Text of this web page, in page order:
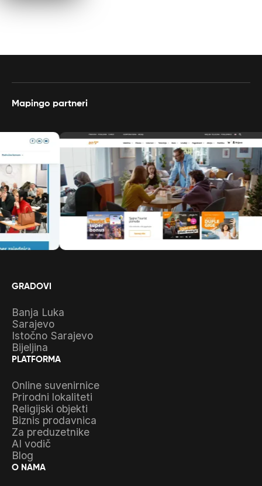
Mapingo partneri
GRADOVI
Banja Luka
Sarajevo
Istočno Sarajevo
Bijeljina
PLATFORMA
Online suvenirnice
Prirodni lokaliteti
Religijski objekti
Biznis prodavnica
Za preduzetnike
AI vodič
Blog
O NAMA